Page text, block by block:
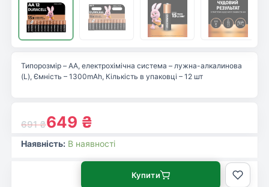
691₴649 ₴
Типорозмір – AA, електрохімічна система – лужна-алкалинова
(L), Ємність – 1300mAh, Кількість в упаковці – 12 шт
Наявність: В наявності
Купити